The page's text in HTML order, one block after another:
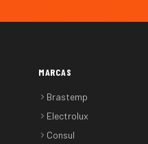
MARCAS
Brastemp
Electrolux
Consul